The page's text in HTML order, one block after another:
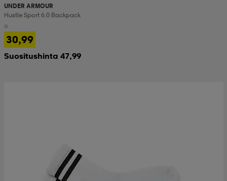
UNDER ARMOUR
Hustle Sport 6.0 Backpack
30,99
Suositushinta 47,99